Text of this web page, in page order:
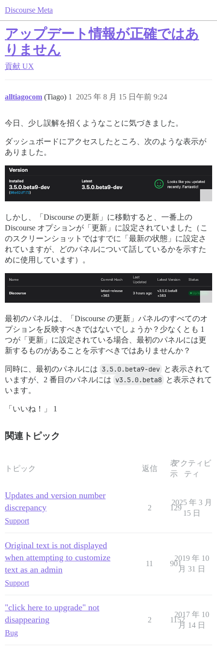
Discourse Meta
アップデート情報が正確ではあ
りません
貢献 UX
alltiagocom (Tiago) 2025 年 8 月 15 日午前 9:24
1
今日、少し誤解を招くようなことに気づきました。
ダッシュボードにアクセスしたところ、次のような表示が
ありました。
しかし、「Discourse の更新」に移動すると、一番上の
Discourse オプションが「更新」に設定されていました（こ
のスクリーンショットではすでに「最新の状態」に設定さ
れていますが、どのパネルについて話しているかを示すた
めに使用しています）。
最初のパネルは、「Discourse の更新」パネルのすべてのオ
プションを反映すべきではないでしょうか？少なくとも 1
つが「更新」に設定されている場合、最初のパネルには更
新するものがあることを示すべきではありませんか？
同時に、最初のパネルには 3.5.0.beta9-dev と表示されて
いますが、2 番目のパネルには v3.5.0.beta8 と表示されて
います。
「いいね！」 1
関連トピック
トピック 返信
表
示
アクティビ
ティ
Updates and version number
discrepancy
Support
2 129
2025 年 3 月
15 日
Original text is not displayed
when attempting to customize
text as an admin
Support
11 901
2019 年 10
月 31 日
"click here to upgrade" not
disappearing
Bug
2 1152
2017 年 10
月 14 日